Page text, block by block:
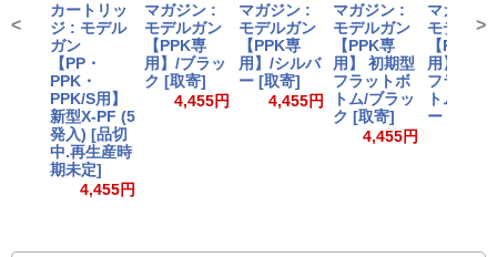
カートリッ
ジ : モデル
ガン
【PP・
PPK・
PPK/S用】
新型X-PF (5
発入) [品切
中.再生産時
期未定]
4,455円
マガジン :
モデルガン
【PPK専
用】/ブラッ
ク [取寄]
4,455円
マガジン :
モデルガン
【PPK専
用】/シルバ
ー [取寄]
4,455円
マガジン :
モデルガン
【PPK専
用】 初期型
フラットボ
トム/ブラッ
ク [取寄]
4,455円
マガジン
モデルガ
【PPK専
用】 初期
フラット
トム/シ
ー [取寄]
< >